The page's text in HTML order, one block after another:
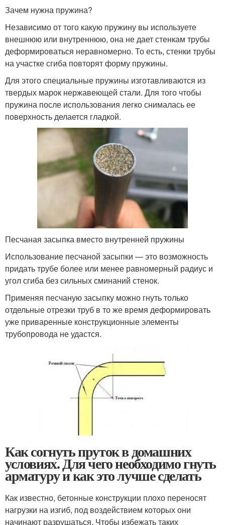
Зачем нужна пружина?
Независимо от того какую пружину вы используете
внешнюю или внутреннюю, она не дает стенкам трубы
деформироваться неравномерно. То есть, стенки трубы
на участке сгиба повторят форму пружины.
Для этого специальные пружины изготавливаются из
твердых марок нержавеющей стали. Для того чтобы
пружина после использования легко снималась ее
поверхность делается гладкой.
Песчаная засыпка вместо внутренней пружины
Использование песчаной засыпки — это возможность
придать трубе более или менее равномерный радиус и
угол сгиба без сильных сминаний стенок.
Применяя песчаную засыпку можно гнуть только
отдельные отрезки труб в то же время деформировать
уже приваренные конструкционные элементы
трубопровода не удастся.
Как согнуть пруток в домашних
условиях. Для чего необходимо гнуть
арматуру и как это лучше сделать
Как известно, бетонные конструкции плохо переносят
нагрузки на изгиб, под воздействием которых они
начинают разрушаться. Чтобы избежать таких